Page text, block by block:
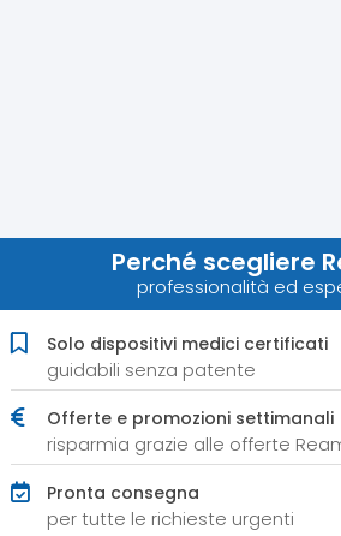
Perché scegliere
professionalità ed
Solo dispositivi medici certificati
guidabili senza patente
Offerte e promozioni settimanali
risparmia grazie alle offerte
Pronta consegna
per tutte le richieste urgenti